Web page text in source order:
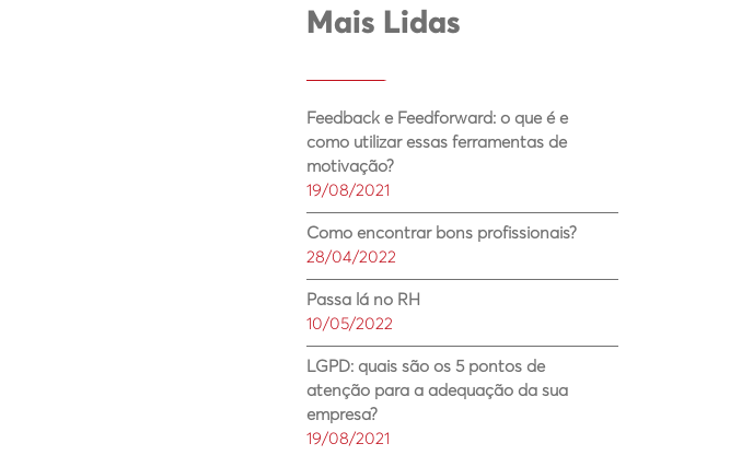
Mais Lidas
Feedback e Feedforward: o que é e
como utilizar essas ferramentas de
motivação?
19/08/2021
Como encontrar bons profissionais?
28/04/2022
Passa lá no RH
10/05/2022
LGPD: quais são os 5 pontos de
atenção para a adequação da sua
empresa?
19/08/2021